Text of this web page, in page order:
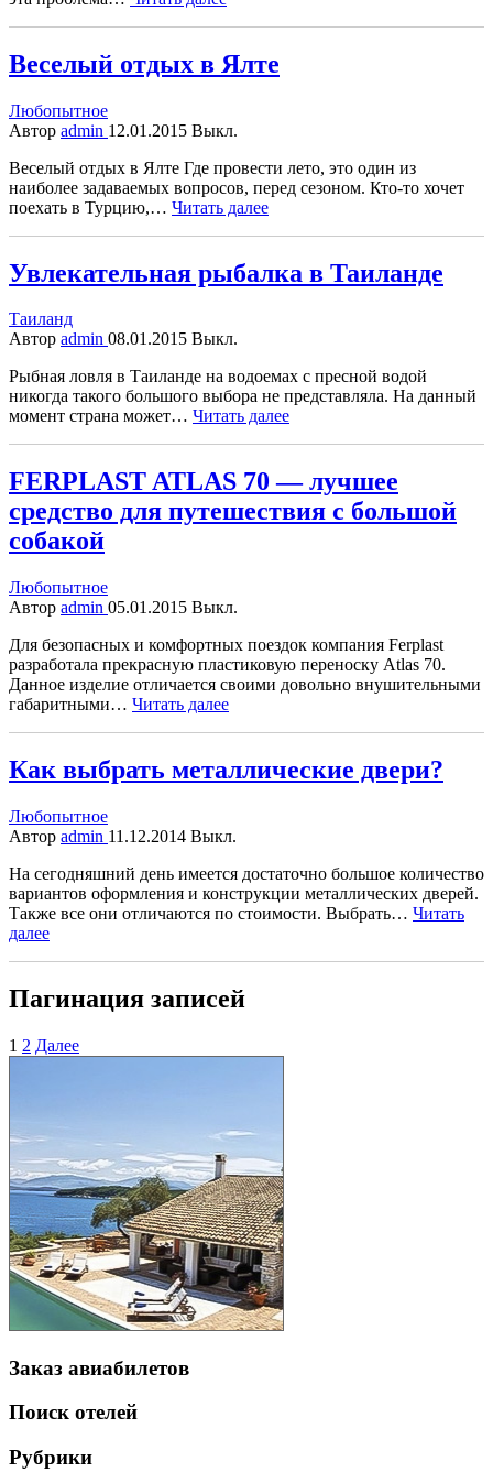
Веселый отдых в Ялте
Любопытное
Автор admin 12.01.2015 Выкл.
Веселый отдых в Ялте Где провести лето, это один из
наиболее задаваемых вопросов, перед сезоном. Кто-то хочет
поехать в Турцию,… Читать далее
Увлекательная рыбалка в Таиланде
Таиланд
Автор admin 08.01.2015 Выкл.
Рыбная ловля в Таиланде на водоемах с пресной водой
никогда такого большого выбора не представляла. На данный
момент страна может… Читать далее
FERPLAST ATLAS 70 — лучшее
средство для путешествия с большой
собакой
Любопытное
Автор admin 05.01.2015 Выкл.
Для безопасных и комфортных поездок компания Ferplast
разработала прекрасную пластиковую переноску Atlas 70.
Данное изделие отличается своими довольно внушительными
габаритными… Читать далее
Как выбрать металлические двери?
Любопытное
Автор admin 11.12.2014 Выкл.
На сегодняшний день имеется достаточно большое количество
вариантов оформления и конструкции металлических дверей.
Также все они отличаются по стоимости. Выбрать… Читать
далее
Пагинация записей
1 2 Далее
Заказ авиабилетов
Поиск отелей
Рубрики